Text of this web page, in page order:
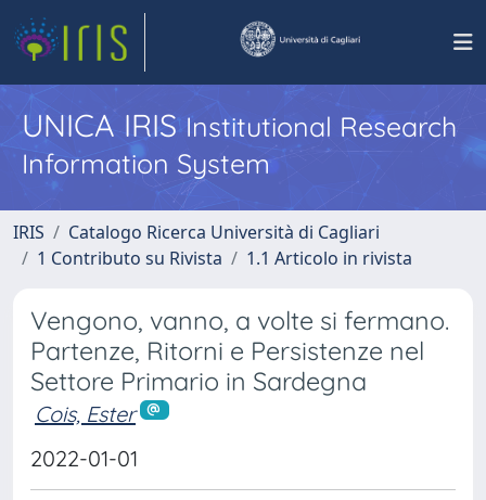
UNICA IRISInstitutional Research
Information System
IRIS
Catalogo Ricerca Università di Cagliari
1 Contributo su Rivista
1.1 Articolo in rivista
Vengono, vanno, a volte si fermano.
Partenze, Ritorni e Persistenze nel
Settore Primario in Sardegna
Cois, Ester
2022-01-01